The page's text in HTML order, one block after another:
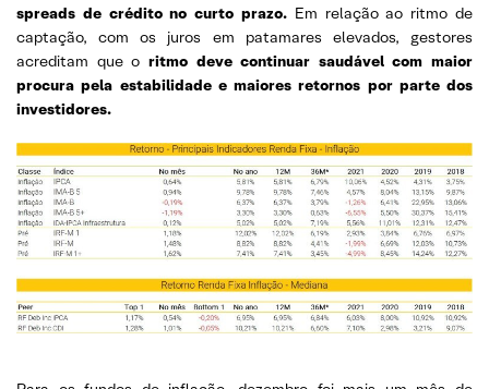
spreads de crédito no curto prazo. Em relação ao ritmo de
captação, com os juros em patamares elevados, gestores
acreditam que o ritmo deve continuar saudável com maior
procura pela estabilidade e maiores retornos por parte dos
investidores.